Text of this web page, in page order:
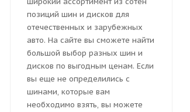
позиций шин и дисков для
отечественных и зарубежных
авто. На сайте вы сможете найти
большой выбор разных шин и
дисков по выгодным ценам. Если
вы еще не определились с
шинами, которые вам
необходимо взять, вы можете